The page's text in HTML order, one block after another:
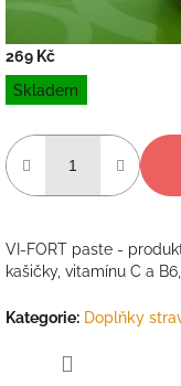
269 Kč
Měrná
cena:
Skladem
VI-FORT paste -
kašičky, vitamínu C a
Kategorie: Doplňky